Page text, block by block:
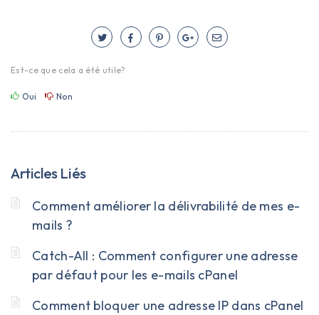
Est-ce que cela a été utile?
Oui Non
Articles Liés
Comment améliorer la délivrabilité de mes e-
mails ?
Catch-All : Comment configurer une adresse
par défaut pour les e-mails cPanel
Comment bloquer une adresse IP dans cPanel